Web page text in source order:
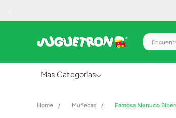
Mas Categorías
Muñecas Famosa Nenuco